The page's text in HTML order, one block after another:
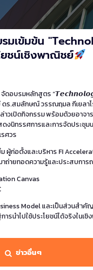
มเข้มข้น
ยชน์เชิงพาณิชย์
จัดอบรมหลักสูตร
ร.สมลักษณ์ วรรณฤมล กีเยลาโ
วเปิดกิจกรรม พร้อมด้วยอาจา
งนิทรรศการและการจัดประชุม
ศวร
ผู้ก่อตั้งและบริหาร FI
ถ่ายทอดความรู้และประสบกา
Canvas
Model และเป็นส่วนสำ
นำไปใช้ประโยชน์ได้จริงในเ
ข่าวอื่นๆ